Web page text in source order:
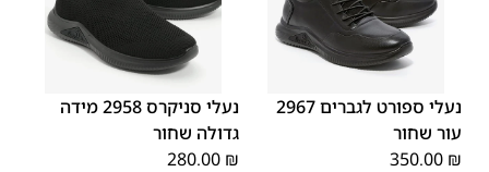
40
41
42
43
נעלי ספורט לגברים 2967
עור שחור
350.00 ₪
נעלי סניקרס 2958 מידה
גדולה שחור
280.00 ₪